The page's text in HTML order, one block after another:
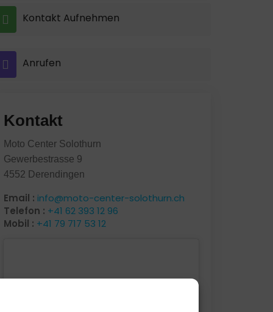
Kontakt Aufnehmen
Anrufen
Kontakt
Moto Center Solothurn
Gewerbestrasse 9
4552 Derendingen
Email : info@moto-center-solothurn.ch
Telefon : +41 62 393 12 96
Mobil : +41 79 717 53 12